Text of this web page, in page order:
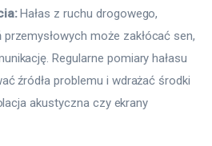
Hałas z ruchu drogowego,
może zakłócać sen,
Regularne pomiary hałasu
źródła problemu i wdrażać środki
akustyczna czy ekrany